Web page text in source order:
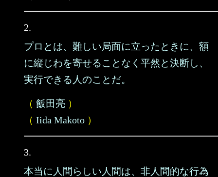
2.
プロとは、難しい局面に立ったときに、額
に縦じわを寄せることなく平然と決断し、
実行できる人のことだ。
（ 飯田亮 ）
（ Iida Makoto ）
3.
本当に人間らしい人間は、非人間的な行為